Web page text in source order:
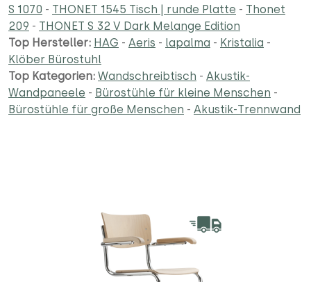
S 1070 - THONET 1545 Tisch | runde Platte - Thonet
209 - THONET S 32 V Dark Melange Edition
Top Hersteller: HAG - Aeris - lapalma - Kristalia -
Klöber Bürostuhl
Top Kategorien: Wandschreibtisch - Akustik-
Wandpaneele - Bürostühle für kleine Menschen -
Bürostühle für große Menschen - Akustik-Trennwand